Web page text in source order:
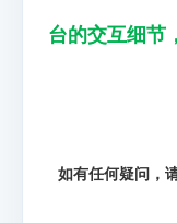
台的交互细节
如有任何疑问，